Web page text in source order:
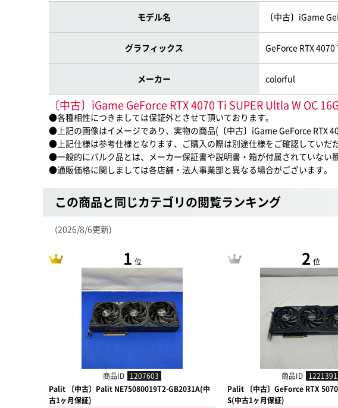
モデル名 〔中古〕iGame
グラフィックス GeForce RTX 4070
メーカー colorful
〔中古〕iGame GeForce RTX 4070 Ti SUPER Ultla W OC
●各種相性につきましては保証外とさせて頂いております。
●上記の画像はイメージであり、実物の商品(〔中古〕iGame GeForce RTX
●上記仕様は参考仕様となります、ご購入の際は別途仕様をご確認していだ
●一般的にバルク品とは、メーカー保証書や説明書・箱が付属されていない
●通販価格に関しましては各店舗・法人事業部と異なる場合がございます。
この商品と同じカテゴリの閲覧ランキング
(2026/8/6更新)
1 位
商品ID 1207603
Palit 〔中古〕Palit NE75080019T2-GB2031A(中
古1ヶ月保証)
2 位
商品ID 1221391
Palit 〔中古〕GeForce RTX
S(中古1ヶ月保証)